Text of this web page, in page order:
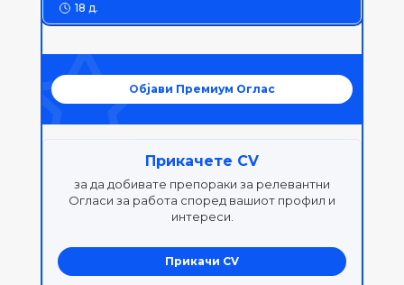
18 д.
Објави Премиум Оглас
Прикачете CV
за да добивате препораки за релевантни
Огласи за работа според вашиот профил и
интереси.
Прикачи CV